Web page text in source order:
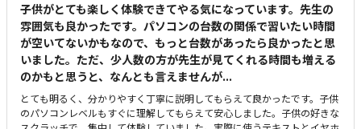
子供がとても楽しく体験できてやる気になっています。先生の
雰囲気も良かったです。パソコンの台数の関係で習いたい時間
が空いてないかもなので、もっと台数があったら良かったと思
いました。ただ、少人数の方が先生が見てくれる時間も増える
のかもと思うと、なんとも言えませんが...
とても明るく、分かりやすく丁寧に説明してもらえて良かったです。子供
のパソコンレベルもすぐに理解してもらえて安心しました。子供の好きな